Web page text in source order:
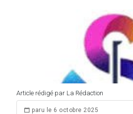
Article rédigé par La Rédaction
paru le 6 octobre 2025